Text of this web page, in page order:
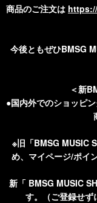
商品のご注文は
今後ともぜひBMSG
＜新
●国内外でのショッピ
※旧「BMSG MUSIC
め、マイページ/ポイ
新「 BMSG MUSIC
す。（ご登録せず